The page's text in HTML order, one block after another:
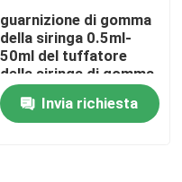
guarnizione di gomma
della siringa 0.5ml-
50ml del tuffatore
della siringa di gomma
dell'isoprene
Invia richiesta